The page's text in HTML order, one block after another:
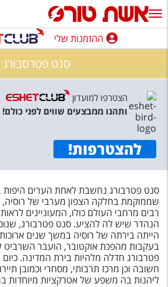
ההזמנות שלי
חופשה לפי סגנון
טיולים מאורגנים
חבילות נופש
הרגע האחרון
חבילות בריאות וספא
טיסות לחו"ל
ההזמנות שלי
סנט פטרסבורג
הצטרפו למועדון
ותהנו ממבצעים שווים לפני כולם!
להצטרפות!
סנט פטרבורג נחשבת לאחת הערים היפות
שממוקמת בחלקה הצפון מערבי של
רבים מרחבי העולם כולו, המעוניינים
בעקבות מהפכת אוקטובר, הועבר השרביט
פטרבורג חדלה מלהיות בירת המדינה.
חשובה וכן מרכז תרבותי, מסחרי וכמובן
ליהנות בה משפע של אטרקציות מיוחדות